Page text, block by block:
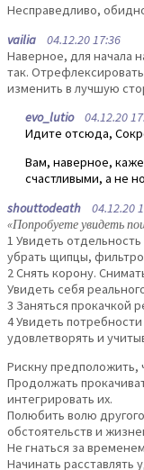
Несправедливо,
vailia 04.12.20 17:36
Наверное, для начала
так.
изменить в лучшую
evo_lutio04.12.20
Идите отсюда,
Вам, наверное,
счастливыми, а не
shouttodeath 04.12.20
«Попробуете увидеть
1 Увидеть
убрать щипцы,
2 Снять корону.
Увидеть себя
3 Заняться прокачкой
4 Увидеть
удовлетворять и
Рискну предположить,
Продолжать
интегрировать их.
Полюбить волю
обстоятельств и
Не гнаться за
Начинать расставлять